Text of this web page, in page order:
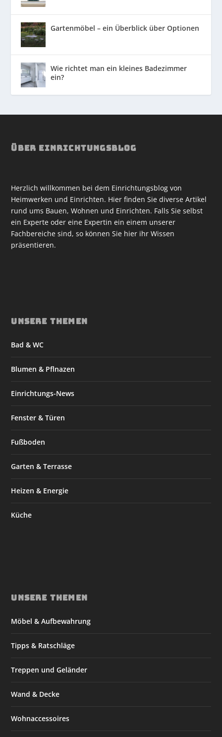
Gartenmöbel – ein Überblick über Optionen
Wie richtet man ein kleines Badezimmer
ein?
ÜBER EINRICHTUNGSBLOG
Herzlich willkommen bei dem Einrichtungsblog von
Heimwerken und Einrichten. Hier finden Sie diverse Artikel
rund ums Bauen, Wohnen und Einrichten. Falls Sie selbst
ein Experte oder eine Expertin ein einem unserer
Fachbereiche sind, so können Sie hier ihr Wissen
präsentieren.
UNSERE THEMEN
Bad & WC
Blumen & Pflnazen
Einrichtungs-News
Fenster & Türen
Fußboden
Garten & Terrasse
Heizen & Energie
Küche
UNSERE THEMEN
Möbel & Aufbewahrung
Tipps & Ratschläge
Treppen und Geländer
Wand & Decke
Wohnaccessoires